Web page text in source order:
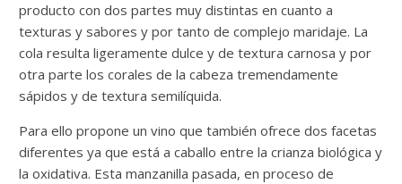
producto con dos partes muy distintas en cuanto a
texturas y sabores y por tanto de complejo maridaje. La
cola resulta ligeramente dulce y de textura carnosa y por
otra parte los corales de la cabeza tremendamente
sápidos y de textura semilíquida.
Para ello propone un vino que también ofrece dos facetas
diferentes ya que está a caballo entre la crianza biológica y
la oxidativa. Esta manzanilla pasada, en proceso de